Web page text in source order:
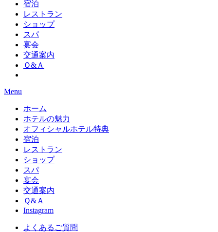
宿泊
レストラン
ショップ
スパ
宴会
交通案内
Ｑ&Ａ
Menu
ホーム
ホテルの魅力
オフィシャルホテル特典
宿泊
レストラン
ショップ
スパ
宴会
交通案内
Ｑ&Ａ
Instagram
よくあるご質問